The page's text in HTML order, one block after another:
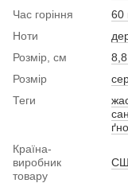
Час горіння
60
Ноти
Розмір, см
Розмір
Теги
Країна-
виробник
товару